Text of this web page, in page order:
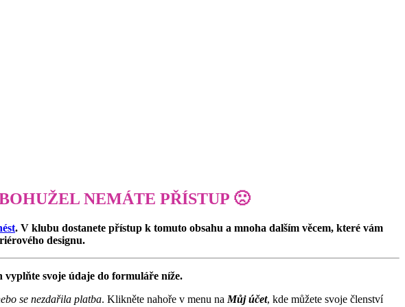
NEMÁTE PŘÍSTUP 🙁
. V klubu dostanete přístup k tomuto obsahu a mnoha dalším věcem, které vám
designu.
vyplňte svoje údaje do formuláře níže.
se nezdařila platba. Klikněte nahoře v menu na Můj účet, kde můžete svoje členství